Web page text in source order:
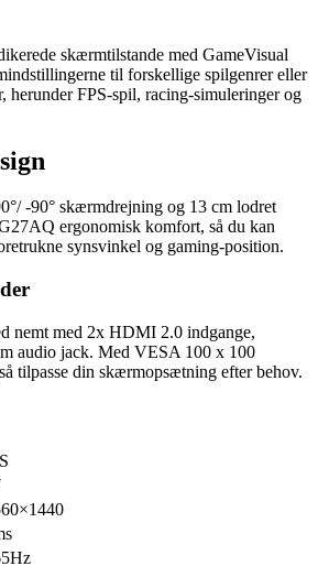
skærmtilstande med GameVisual
til forskellige spilgenrer eller
herunder FPS-spil, racing-simuleringer og
-90° skærmdrejning og 13 cm lodret
ergonomisk komfort, så du kan
synsvinkel og gaming-position.
nemt med 2x HDMI 2.0 indgange,
audio jack. Med VESA 100 x 100
tilpasse din skærmopsætning efter behov.